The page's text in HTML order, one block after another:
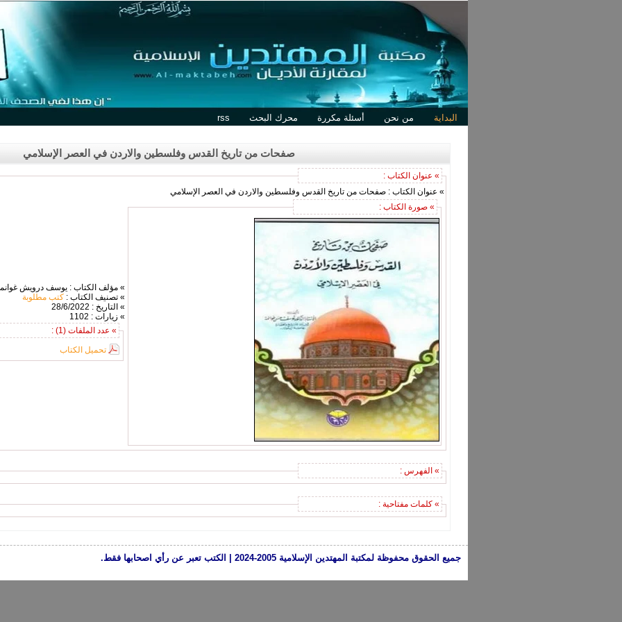
البداية من نحن أسئلة مكررة محرك البحث rss
صفحات من تاريخ القدس وفلسطين والاردن في العصر الإسلامي
» عنوان الكتاب :
» عنوان الكتاب : صفحات من تاريخ القدس وفلسطين والاردن في العصر الإسلامي
» صورة الكتاب :
» مؤلف الكتاب : يوسف درويش
» تصنيف الكتاب : كتب مطلوبة
» التاريخ : 28/6/2022
» زيارات : 1102
» عدد الملفات (1) :
تحميل الكتاب
» الفهرس :
» كلمات مفتاحية :
جميع الحقوق محفوظة لمكتبة المهتدين الإسلامية 2005-2024 | الكتب تعبر عن رأي اصحابها فقط.